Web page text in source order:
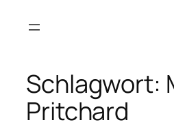
Inhalt
Schlagwort:
Pritchard